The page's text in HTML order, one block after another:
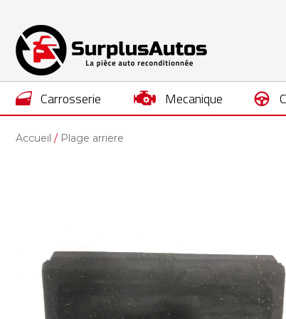
carrosserie mecanique
Accueil Plage arriere
images
gallery